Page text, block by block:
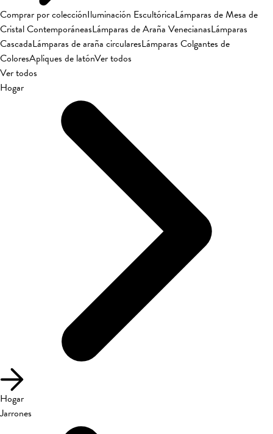
Comprar por colecciónIluminación EscultóricaLámparas de Mesa de
Cristal ContemporáneasLámparas de Araña VenecianasLámparas
CascadaLámparas de araña circularesLámparas Colgantes de
ColoresApliques de latónVer todos
Ver todos
Hogar
Hogar
Jarrones